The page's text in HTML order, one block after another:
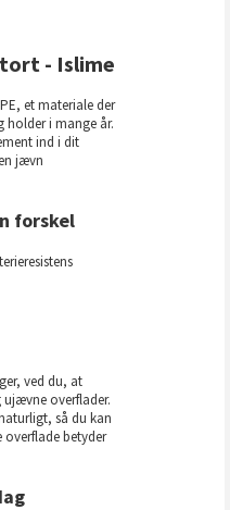
- Islime
et materiale der
holder i mange år.
ind i dit
jævn
forskel
ved du, at
overflader.
så du kan
overflade betyder